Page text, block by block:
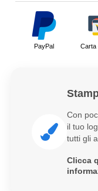
PayPal Carta
Con
il tuo
tutti gli
Clicca